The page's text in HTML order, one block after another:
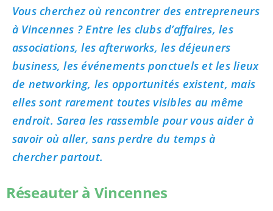
Vous cherchez où rencontrer des entrepreneurs
à Vincennes ? Entre les clubs d’affaires, les
associations, les afterworks, les déjeuners
business, les événements ponctuels et les lieux
de networking, les opportunités existent, mais
elles sont rarement toutes visibles au même
endroit. Sarea les rassemble pour vous aider à
savoir où aller, sans perdre du temps à
chercher partout.
Réseauter à Vincennes